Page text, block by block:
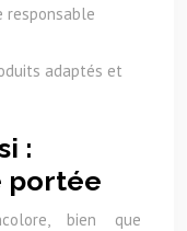
responsable
adaptés et
:
portée
bien que